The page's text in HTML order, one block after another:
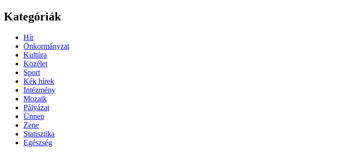
Kategóriák
Hír
Önkormányzat
Kultúra
Közélet
Sport
Kék hírek
Intézmény
Mozaik
Pályázat
Ünnep
Zene
Statisztika
Egészség